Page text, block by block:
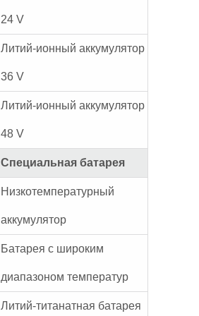
24 V
Литий-ионный аккумулятор
36 V
Литий-ионный аккумулятор
48 V
Специальная батарея
Низкотемпературный
аккумулятор
Батарея с широким
диапазоном температур
Литий-титанатная батарея